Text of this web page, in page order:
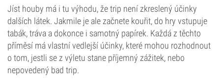
Jíst houby má i tu výhodu, že trip není zkreslený účinky
dalších látek. Jakmile je ale začnete kouřit, do hry vstupuje
tabák, tráva a dokonce i samotný papírek. Každá z těchto
příměsí má vlastní vedlejší účinky, které mohou rozhodnout
o tom, jestli se z výletu stane příjemný zážitek, nebo
nepovedený bad trip.